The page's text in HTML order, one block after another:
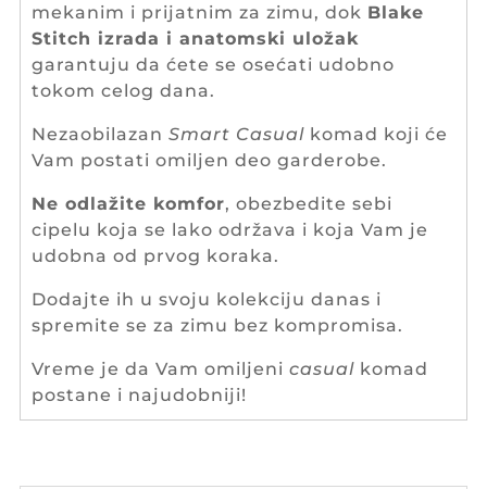
mekanim i prijatnim za zimu, dok Blake
Stitch izrada i anatomski uložak
garantuju da ćete se osećati udobno
tokom celog dana.
Nezaobilazan Smart Casualkomad koji će
Vam postati omiljen deo garderobe.
Ne odlažite komfor, obezbedite sebi
cipelu koja se lako održava i koja Vam je
udobna od prvog koraka.
Dodajte ih u svoju kolekciju danas i
spremite se za zimu bez kompromisa.
Vreme je da Vam omiljeni casualkomad
postane i najudobniji!